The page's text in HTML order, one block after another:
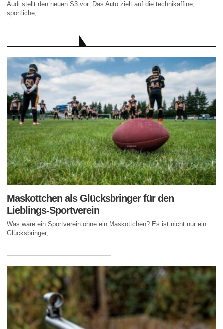
Audi stellt den neuen S3 vor. Das Auto zielt auf die technikaffine,
sportliche,...
Maskottchen als Glücksbringer für den
Lieblings-Sportverein
Was wäre ein Sportverein ohne ein Maskottchen? Es ist nicht nur ein
Glücksbringer,...